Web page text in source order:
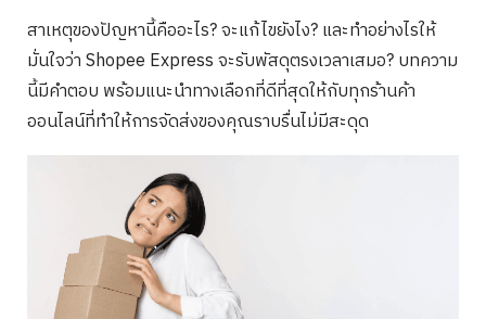
สาเหตุของปัญหานี้คืออะไร? จะแก้ไขยังไง? และทำอย่างไรให้
มั่นใจว่า Shopee Express จะรับพัสดุตรงเวลาเสมอ? บทความ
นี้มีคำตอบ พร้อมแนะนำทางเลือกที่ดีที่สุดให้กับทุกร้านค้า
ออนไลน์ที่ทำให้การจัดส่งของคุณราบรื่นไม่มีสะดุด